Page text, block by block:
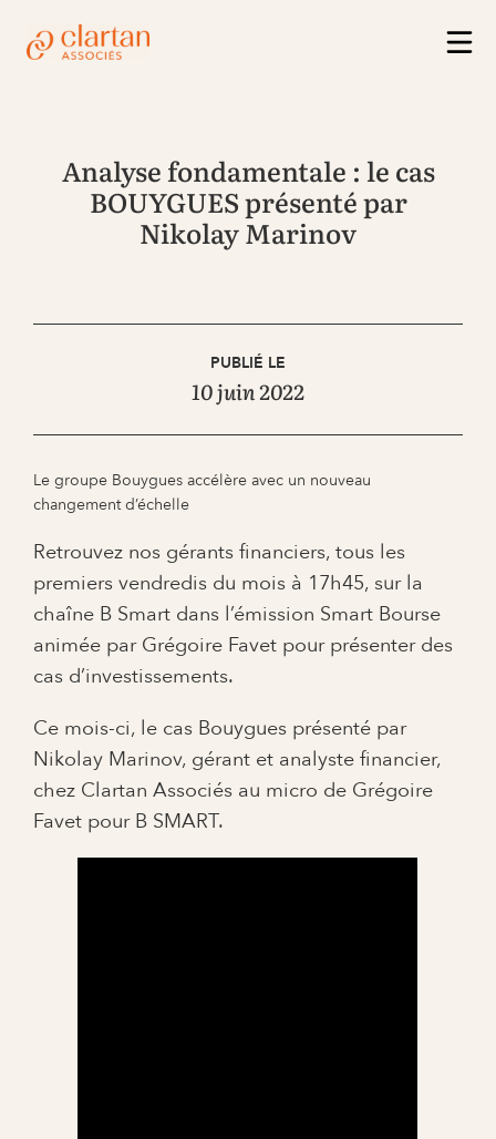
Analyse fondamentale : le cas
BOUYGUES présenté par
Nikolay Marinov
PUBLIÉ LE
10 juin 2022
Le groupe Bouygues accélère avec un nouveau
changement d’échelle
Retrouvez nos gérants financiers, tous les
premiers vendredis du mois à 17h45, sur la
chaîne B Smart dans l’émission Smart Bourse
animée par Grégoire Favet pour présenter des
cas d’investissements.
Ce mois-ci, le cas Bouygues présenté par
Nikolay Marinov, gérant et analyste financier,
chez Clartan Associés au micro de Grégoire
Favet pour B SMART.